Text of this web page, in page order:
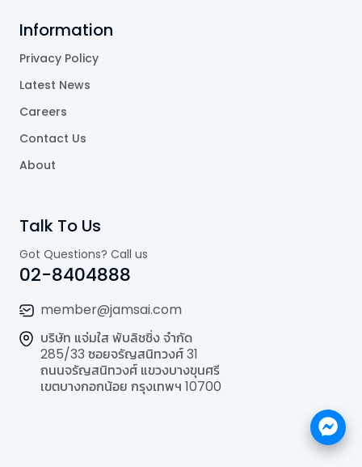
Information
Privacy Policy
Latest News
Careers
Contact Us
About
Talk To Us
Got Questions? Call us
02-8404888
member@jamsai.com
บริษัท แจ่มใส พับลิชชิ่ง จำกัด
285/33 ซอยจรัญสนิทวงศ์ 31
ถนนจรัญสนิทวงศ์ แขวงบางขุนศรี
เขตบางกอกน้อย กรุงเทพฯ 10700